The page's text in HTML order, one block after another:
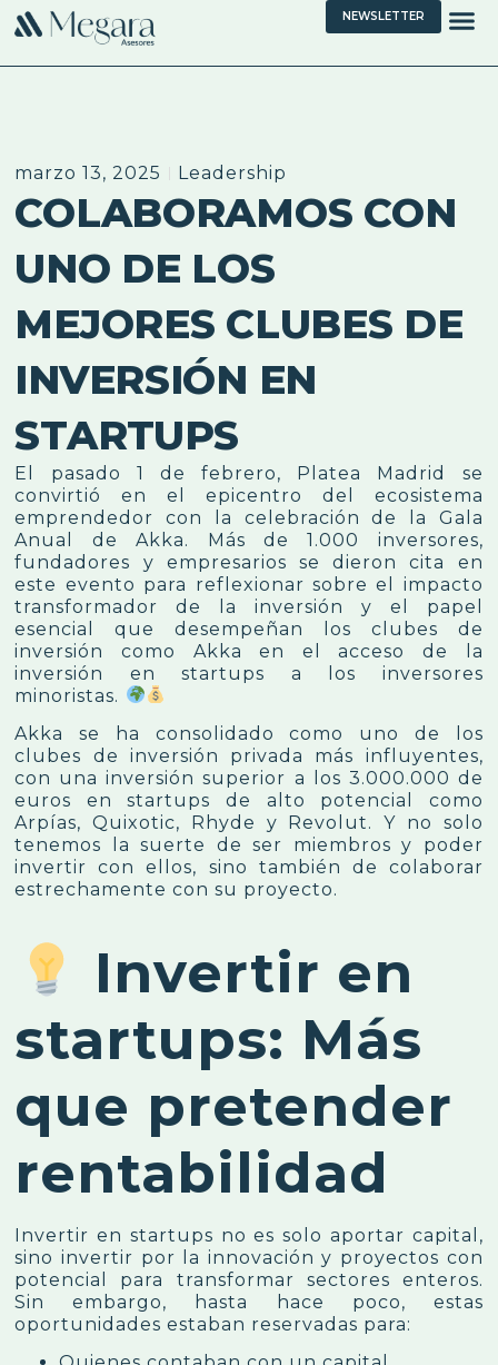
NEWSLETTER
marzo 13, 2025 Leadership
COLABORAMOS CON
UNO DE LOS
MEJORES CLUBES DE
INVERSIÓN EN
STARTUPS
El pasado 1 de febrero, Platea Madrid se
convirtió en el epicentro del ecosistema
emprendedor con la celebración de la Gala
Anual de Akka. Más de 1.000 inversores,
fundadores y empresarios se dieron cita en
este evento para reflexionar sobre el impacto
transformador de la inversión y el papel
esencial que desempeñan los clubes de
inversión como Akka en el acceso de la
inversión en startups a los inversores
minoristas.
Akka se ha consolidado como uno de los
clubes de inversión privada más influyentes,
con una inversión superior a los 3.000.000 de
euros en startups de alto potencial como
Arpías, Quixotic, Rhyde y Revolut. Y no solo
tenemos la suerte de ser miembros y poder
invertir con ellos, sino también de colaborar
estrechamente con su proyecto.
Invertir en
startups: Más
que pretender
rentabilidad
Invertir en startups no es solo aportar capital,
sino invertir por la innovación y proyectos con
potencial para transformar sectores enteros.
Sin embargo, hasta hace poco, estas
oportunidades estaban reservadas para: